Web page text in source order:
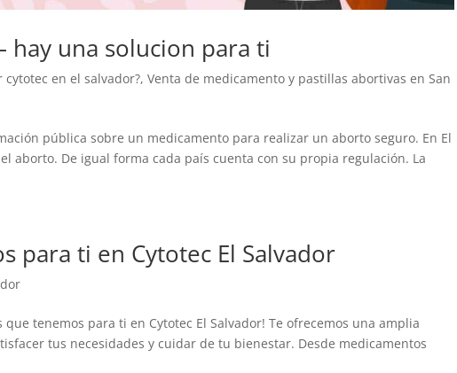
hay una solucion para ti
cytotec en el salvador?,Venta de medicamento y pastillas abortivas en San
pública sobre un medicamento para realizar un aborto seguro. En El
aborto. De igual forma cada país cuenta con su propia regulación. La
para ti en Cytotec El Salvador
que tenemos para ti en Cytotec El Salvador! Te ofrecemos una amplia
tus necesidades y cuidar de tu bienestar. Desde medicamentos